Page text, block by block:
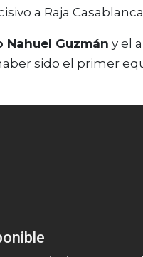
a Raja
Nahuel Guzmán y el
sido el primer